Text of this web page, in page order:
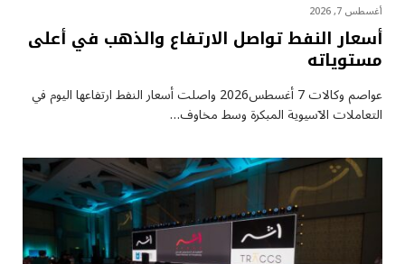
أغسطس 7, 2026
أسعار النفط تواصل الارتفاع والذهب في أعلى
مستوياته
عواصم وكالات 7 أغسطس2026 واصلت أسعار ⁠النفط ارتفاعها اليوم في
التعاملات الآسيوية المبكرة وسط مخاوف…